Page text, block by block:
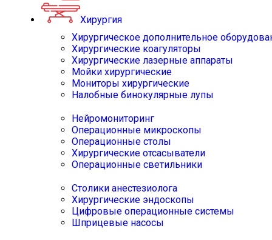
Хирургия
Хирургическое дополнительное
Хирургические коагуляторы
Хирургические лазерные аппараты
Мойки хирургические
Мониторы хирургические
Налобные бинокулярные лупы
Нейромониторинг
Операционные микроскопы
Операционные столы
Хирургические отсасыватели
Операционные светильники
Столики анестезиолога
Хирургические эндоскопы
Цифровые операционные системы
Шприцевые насосы